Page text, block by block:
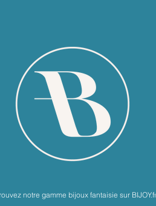
notre gamme bijoux fantaisie sur BIJOY.fr